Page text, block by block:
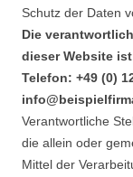
Schutz der Daten
Die
dieser Website
Telefon: +49 (0)
Verantwortliche
die allein oder
Mittel der